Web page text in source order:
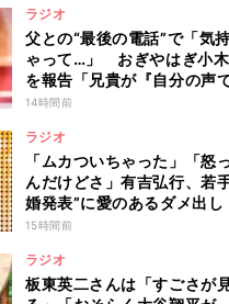
ラジオ
父との“最後の電話”で「気
ゃって…」 おぎやはぎ小
を報告「兄貴が『自分の声
してやってくれ』って」
14時間前
ラジオ
「ムカついちゃった」「怒
んだけどさ」有吉弘行、若
婚発表”に愛のあるダメ出し
んの?」
15時間前
ラジオ
板東英二さんは「すごさが